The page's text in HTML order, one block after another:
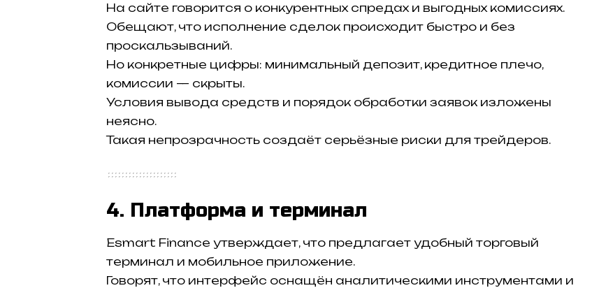
На сайте говорится о конкурентных спредах и выгодных комиссиях.
Обещают, что исполнение сделок происходит быстро и без
проскальзываний.
Но конкретные цифры: минимальный депозит, кредитное плечо,
комиссии — скрыты.
Условия вывода средств и порядок обработки заявок изложены
неясно.
Такая непрозрачность создаёт серьёзные риски для трейдеров.
4. Платформа и терминал
Esmart Finance утверждает, что предлагает удобный торговый
терминал и мобильное приложение.
Говорят, что интерфейс оснащён аналитическими инструментами и